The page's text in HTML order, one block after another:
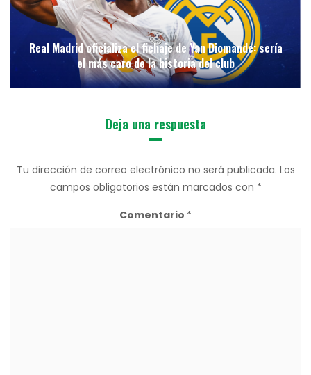
Real Madrid oficializa el fichaje de Yan Diomande: sería
el más caro de la historia del club
Deja una respuesta
Tu dirección de correo electrónico no será publicada. Los
campos obligatorios están marcados con *
Comentario *